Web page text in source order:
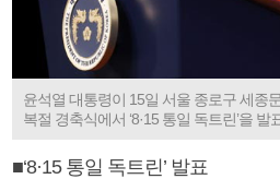
윤석열 대통령이 15일 서울 종로구 세종
복절 경축식에서 ‘8·15 통일 독트린’을
■‘8·15 통일 독트린’ 발표